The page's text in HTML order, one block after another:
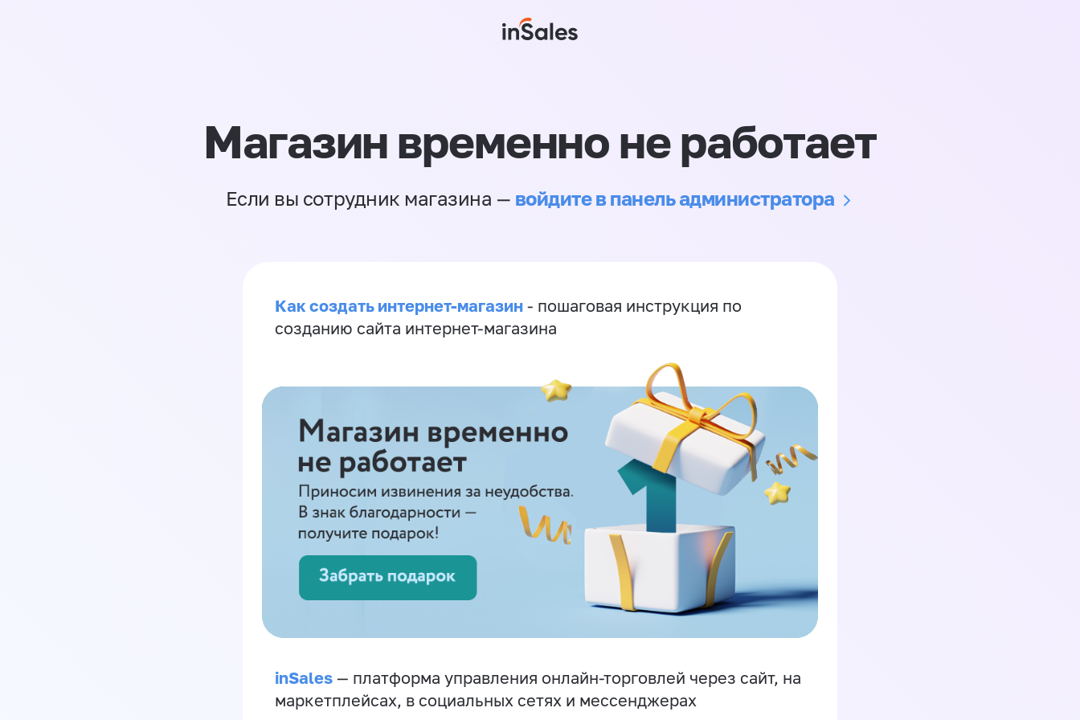
Магазин временно не работает
Если вы сотрудник магазина — войдите в панель администратора
Как создать интернет-магазин - пошаговая инструкция по
созданию сайта интернет-магазина
inSales — платформа управления онлайн-торговлей через сайт, на
маркетплейсах, в социальных сетях и мессенджерах